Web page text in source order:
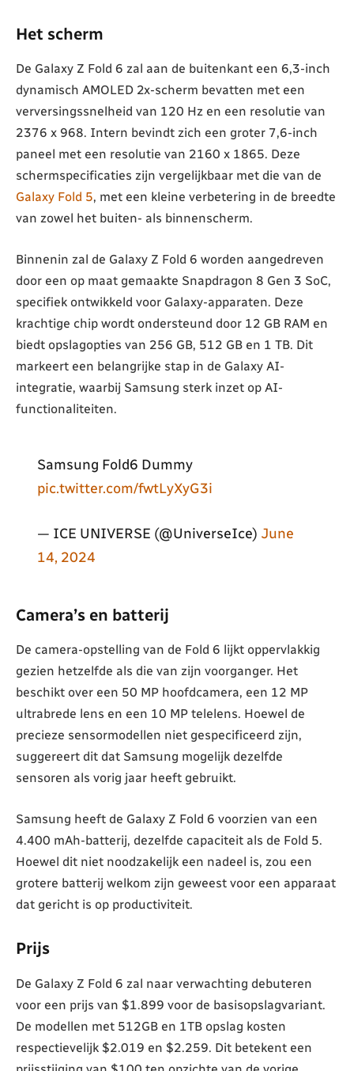
Het scherm
De Galaxy Z Fold 6 zal aan de buitenkant een 6,3-inch
dynamisch AMOLED 2x-scherm bevatten met een
verversingssnelheid van 120 Hz en een resolutie van
2376 x 968. Intern bevindt zich een groter 7,6-inch
paneel met een resolutie van 2160 x 1865. Deze
schermspecificaties zijn vergelijkbaar met die van de
Galaxy Fold 5, met een kleine verbetering in de breedte
van zowel het buiten- als binnenscherm.
Binnenin zal de Galaxy Z Fold 6 worden aangedreven
door een op maat gemaakte Snapdragon 8 Gen 3 SoC,
specifiek ontwikkeld voor Galaxy-apparaten. Deze
krachtige chip wordt ondersteund door 12 GB RAM en
biedt opslagopties van 256 GB, 512 GB en 1 TB. Dit
markeert een belangrijke stap in de Galaxy AI-
integratie, waarbij Samsung sterk inzet op AI-
functionaliteiten.
Samsung Fold6 Dummy
pic.twitter.com/fwtLyXyG3i
— ICE UNIVERSE (@UniverseIce) June
14, 2024
Camera’s en batterij
De camera-opstelling van de Fold 6 lijkt oppervlakkig
gezien hetzelfde als die van zijn voorganger. Het
beschikt over een 50 MP hoofdcamera, een 12 MP
ultrabrede lens en een 10 MP telelens. Hoewel de
precieze sensormodellen niet gespecificeerd zijn,
suggereert dit dat Samsung mogelijk dezelfde
sensoren als vorig jaar heeft gebruikt.
Samsung heeft de Galaxy Z Fold 6 voorzien van een
4.400 mAh-batterij, dezelfde capaciteit als de Fold 5.
Hoewel dit niet noodzakelijk een nadeel is, zou een
grotere batterij welkom zijn geweest voor een apparaat
dat gericht is op productiviteit.
Prijs
De Galaxy Z Fold 6 zal naar verwachting debuteren
voor een prijs van $1.899 voor de basisopslagvariant.
De modellen met 512GB en 1TB opslag kosten
respectievelijk $2.019 en $2.259. Dit betekent een